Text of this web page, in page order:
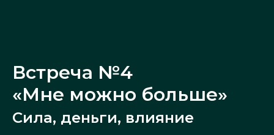
Встреча №4
«Мне можно больше»
Сила, деньги, влияние